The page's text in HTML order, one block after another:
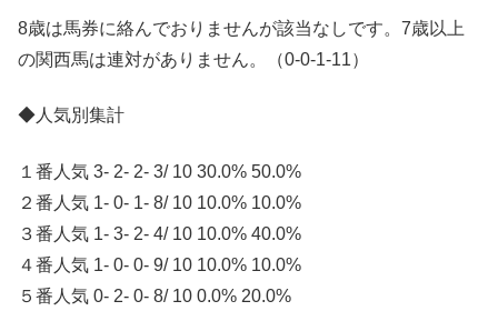
8歳は馬券に絡んでおりませんが該当なしです。7歳以上
の関西馬は連対がありません。（0-0-1-11）
◆人気別集計
１番人気 3- 2- 2- 3/ 10 30.0% 50.0%
２番人気 1- 0- 1- 8/ 10 10.0% 10.0%
３番人気 1- 3- 2- 4/ 10 10.0% 40.0%
４番人気 1- 0- 0- 9/ 10 10.0% 10.0%
５番人気 0- 2- 0- 8/ 10 0.0% 20.0%